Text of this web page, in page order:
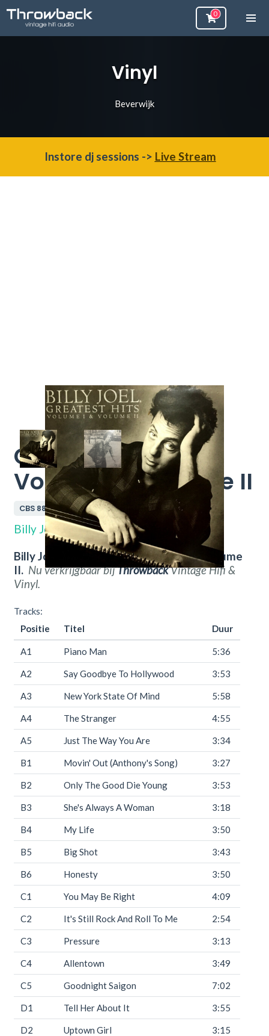
Vinyl
Beverwijk
Instore dj sessions -> Live Stream
Greatest Hits
Volume I & Volume II
CBS 88666
Billy Joel
Billy Joel – Greatest Hits Volume I & Volume
II. Nu verkrijgbaar bijThrowbackVintage Hifi &
Vinyl.
Tracks:
Positie
Titel Duur
A1 Piano Man 5:36
A2 Say Goodbye To Hollywood 3:53
A3 New York State Of Mind 5:58
A4 The Stranger 4:55
A5 Just The Way You Are 3:34
B1 Movin' Out (Anthony's Song) 3:27
B2 Only The Good Die Young 3:53
B3 She's Always A Woman 3:18
B4 My Life 3:50
B5 Big Shot 3:43
B6 Honesty 3:50
C1 You May Be Right 4:09
C2 It's Still Rock And Roll To Me 2:54
C3 Pressure 3:13
C4 Allentown 3:49
C5 Goodnight Saigon 7:02
D1 Tell Her About It 3:55
D2 Uptown Girl 3:15